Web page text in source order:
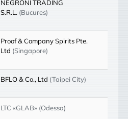
NEGRONI TRADING
S.R.L. (Bucures)
Proof & Company Spirits Pte.
Ltd (Singapore)
BFLO & Co., Ltd (Taipei City)
LTC «GLAB» (Odessa)